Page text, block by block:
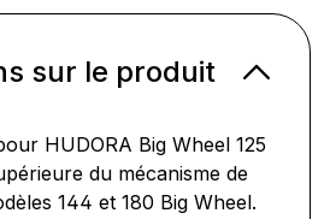
sur le produit
HUDORA Big Wheel 125
du mécanisme de
144 et 180 Big Wheel.